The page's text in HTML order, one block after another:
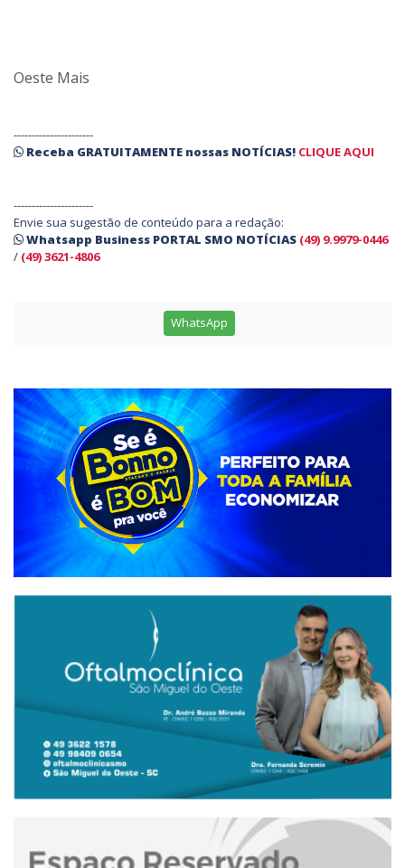
Oeste Mais
----------------------
Receba GRATUITAMENTE nossas NOTÍCIAS! CLIQUE AQUI
----------------------
Envie sua sugestão de conteúdo para a redação:
Whatsapp Business PORTAL SMO NOTÍCIAS (49) 9.9979-0446
/ (49) 3621-4806
WhatsApp